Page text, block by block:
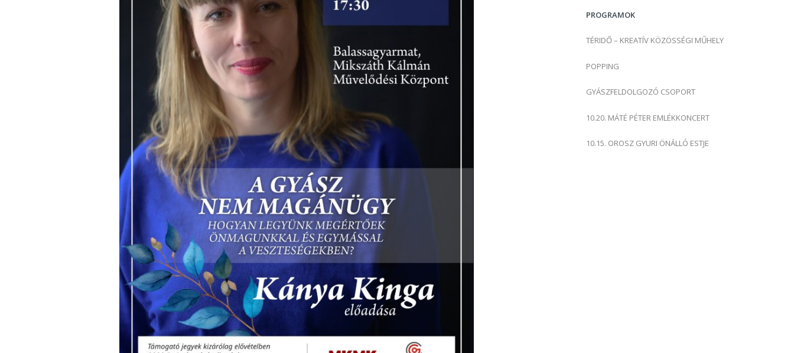
:PROGRAMOK
TÉRIDŐ – KREATÍV KÖZÖSSÉGI MŰHELY
POPPING
GYÁSZFELDOLGOZÓ CSOPORT
10.20. MÁTÉ PÉTER EMLÉKKONCERT
10.15. OROSZ GYURI ÖNÁLLÓ ESTJE